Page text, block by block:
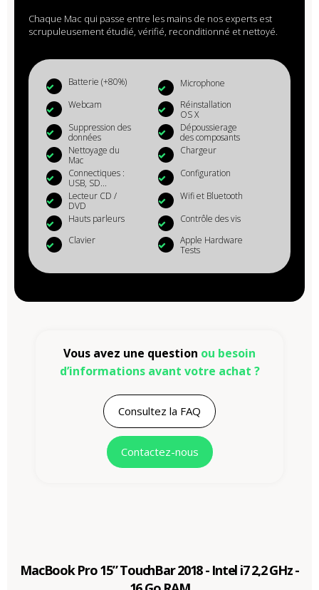
Chaque Mac qui passe entre les mains de nos experts est
scrupuleusement étudié, vérifié, reconditionné et nettoyé.
Batterie (+80%)
Microphone
Webcam
Réinstallation
OS X
Suppression des
données
Dépoussierage
des composants
Nettoyage du
Mac
Chargeur
Connectiques :
USB, SD...
Configuration
Lecteur CD /
DVD
Wifi et Bluetooth
Hauts parleurs
Contrôle des vis
Clavier
Apple Hardware
Tests
Vous avez une question ou besoin
d’informations avant votre achat ?
Consultez la FAQ
Contactez-nous
MacBook Pro 15” TouchBar 2018 - Intel i7 2,2 GHz -